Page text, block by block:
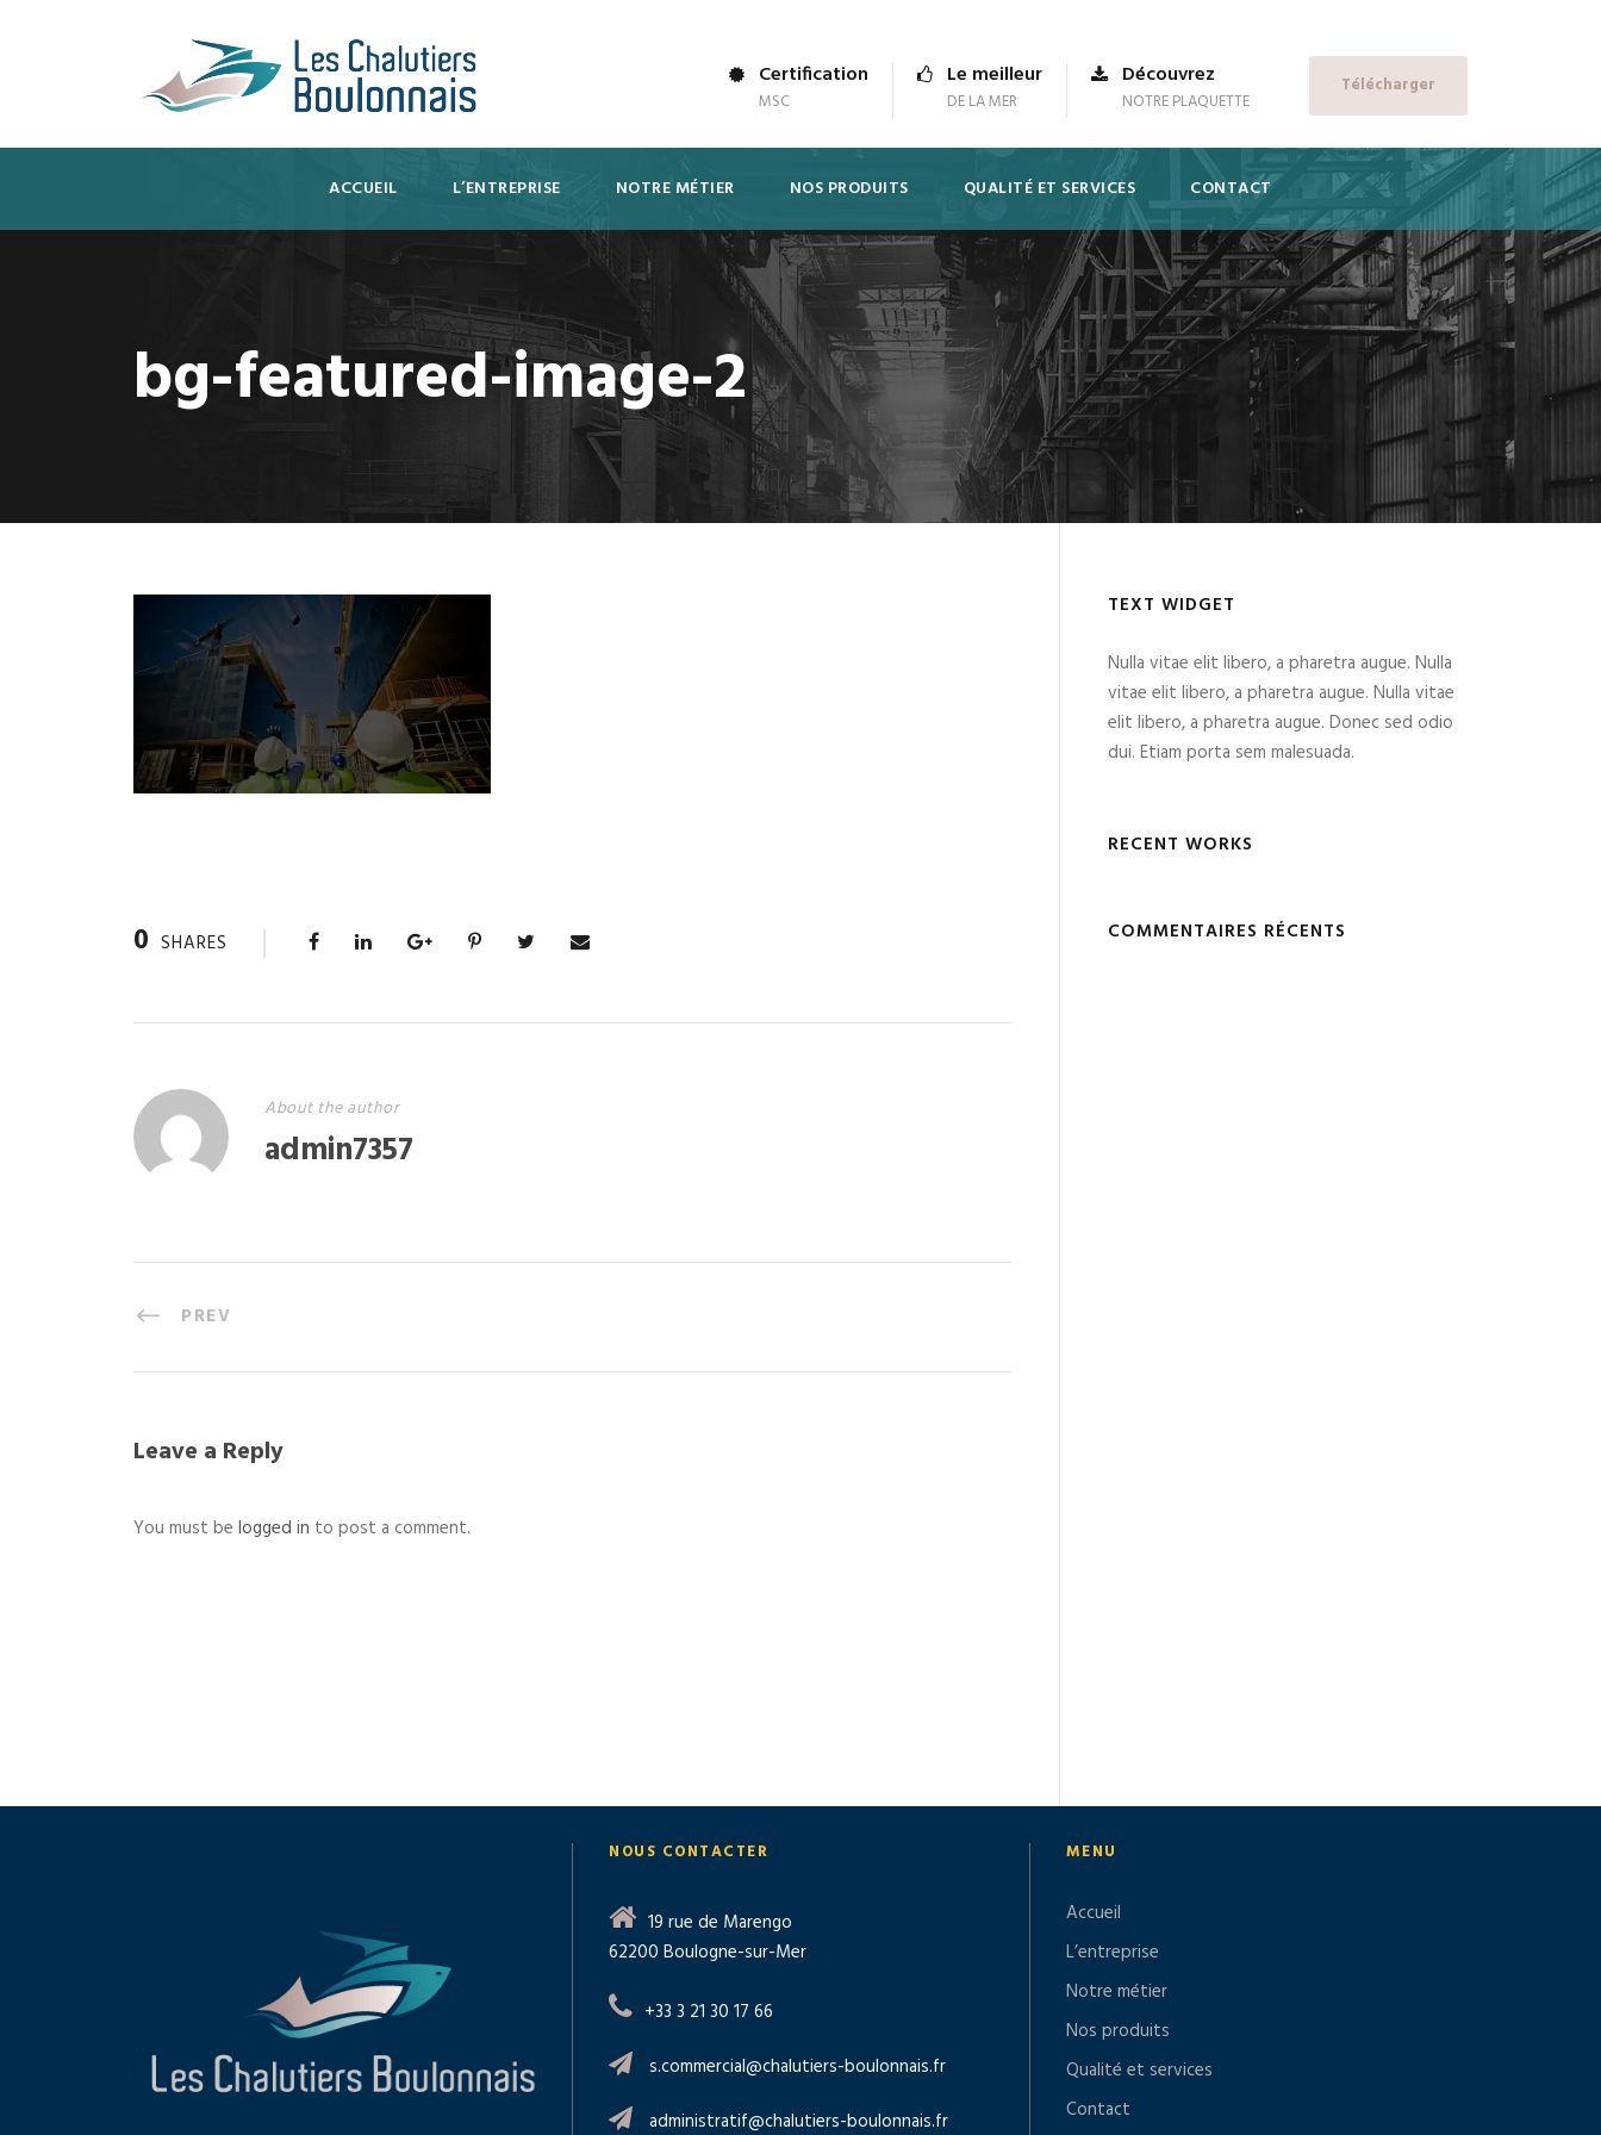
Certification
MSC
Le meilleur
DE LA MER
Découvrez
NOTRE PLAQUETTE
Télécharger
ACCUEIL L’ENTREPRISE NOTRE MÉTIER NOS PRODUITS QUALITÉ ET SERVICES CONTACT
bg-featured-image-2
0 SHARES
About the author
admin7357
PREV
Leave a Reply
You must be logged in to post a comment.
TEXT WIDGET
Nulla vitae elit libero, a pharetra augue. Nulla
vitae elit libero, a pharetra augue. Nulla vitae
elit libero, a pharetra augue. Donec sed odio
dui. Etiam porta sem malesuada.
RECENT WORKS
COMMENTAIRES RÉCENTS
NOUS CONTACTER
19 rue de Marengo
62200 Boulogne-sur-Mer
+33 3 21 30 17 66
s.commercial@chalutiers-boulonnais.fr
administratif@chalutiers-boulonnais.fr
MENU
Accueil
L’entreprise
Notre métier
Nos produits
Qualité et services
Contact